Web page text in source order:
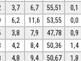
3,7 6,7 55,51
0,1
6,2 11,6 53,55
0,0
3,8 7,9 47,78
0,9
4,2 8,4 50,36
1,4
4,8 9,4 50,67 1,8